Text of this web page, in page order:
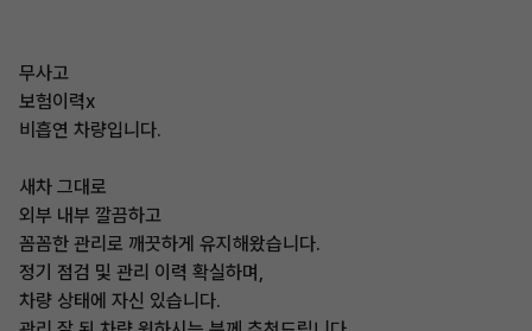
무사고
보험이력x
비흡연 차량입니다.
새차 그대로
외부 내부 깔끔하고
꼼꼼한 관리로 깨끗하게 유지해왔습니다.
정기 점검 및 관리 이력 확실하며,
차량 상태에 자신 있습니다.